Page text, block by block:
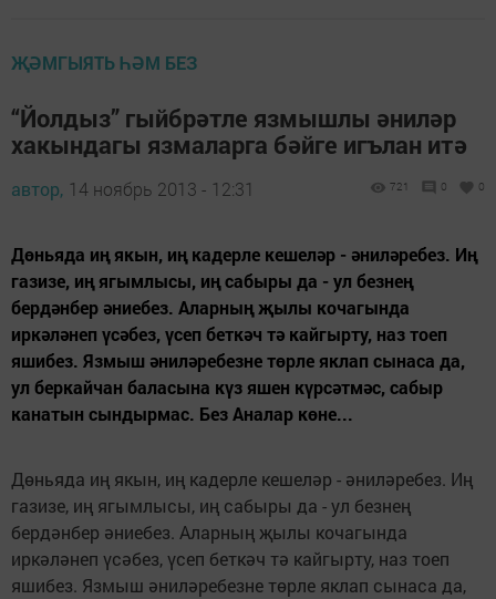
ҖӘМГЫЯТЬ ҺӘМ БЕЗ
“Йолдыз” гыйбрәтле язмышлы әниләр
хакындагы язмаларга бәйге игълан итә
автор, 14 ноябрь 2013 - 12:31 721 0 0
Дөньяда иң якын, иң кадерле кешеләр - әниләребез. Иң
газизе, иң ягымлысы, иң сабыры да - ул безнең
бердәнбер әниебез. Аларның җылы кочагында
иркәләнеп үсәбез, үсеп беткәч тә кайгырту, наз тоеп
яшибез. Язмыш әниләребезне төрле яклап сынаса да,
ул беркайчан баласына күз яшен күрсәтмәс, сабыр
канатын сындырмас. Без Аналар көне...
Дөньяда иң якын, иң кадерле кешеләр - әниләребез. Иң
газизе, иң ягымлысы, иң сабыры да - ул безнең
бердәнбер әниебез. Аларның җылы кочагында
иркәләнеп үсәбез, үсеп беткәч тә кайгырту, наз тоеп
яшибез. Язмыш әниләребезне төрле яклап сынаса да,